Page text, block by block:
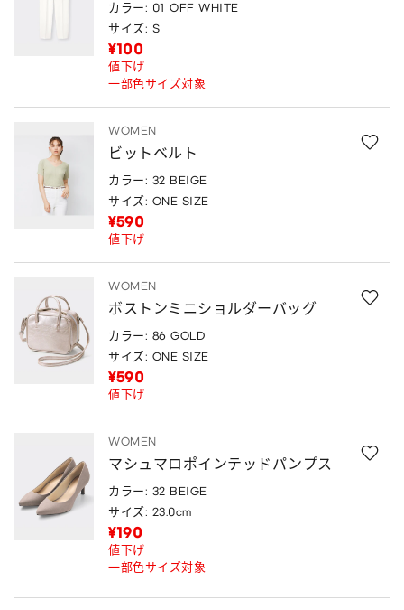
カラー: 01 OFF WHITE
サイズ: S
¥100
値下げ
一部色サイズ対象
WOMEN
ビットベルト
カラー: 32 BEIGE
サイズ: ONE SIZE
¥590
値下げ
WOMEN
ボストンミニショルダーバッグ
カラー: 86 GOLD
サイズ: ONE SIZE
¥590
値下げ
WOMEN
マシュマロポインテッドパンプス
カラー: 32 BEIGE
サイズ: 23.0cm
¥190
値下げ
一部色サイズ対象